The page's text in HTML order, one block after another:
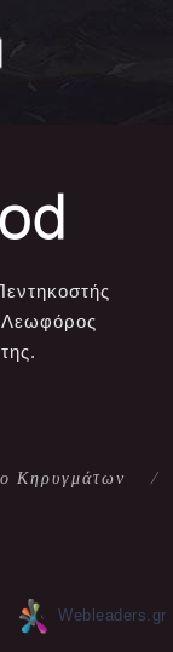
Κηρυγμάτων
Webleaders.gr